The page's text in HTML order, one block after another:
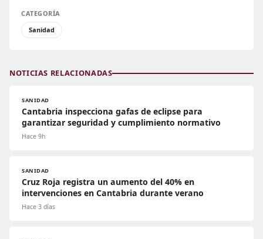
CATEGORÍA
Sanidad
NOTICIAS RELACIONADAS
SANIDAD
Cantabria inspecciona gafas de eclipse para
garantizar seguridad y cumplimiento normativo
Hace 9h
SANIDAD
Cruz Roja registra un aumento del 40% en
intervenciones en Cantabria durante verano
Hace 3 días